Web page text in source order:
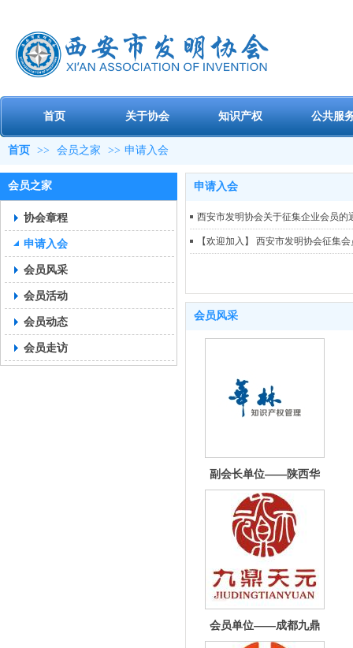
首页 关于协会 知识产权 公共服
首页 >> 会员之家 >> 申请入会
会员之家
协会章程
申请入会
会员风采
会员活动
会员动态
会员走访
申请入会
西安市发明协会关于征集企业会员的
【欢迎加入】 西安市发明协会征集会
会员风采
副会长单位——陕西华
林知识产权管理有限公
会员单位——成都九鼎
天元代理有限公司